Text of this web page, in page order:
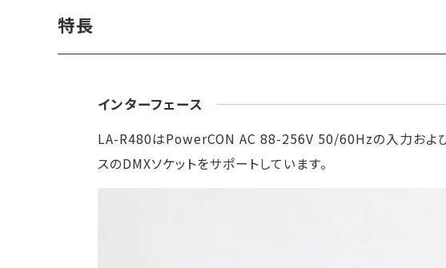
特長
インターフェース
LA-R480はPowerCON AC 88-256V 50/60Hzの入力および
スのDMXソケットをサポートしています。